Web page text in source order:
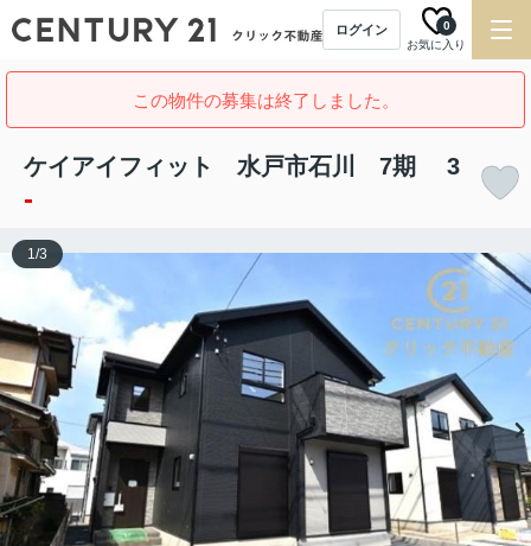
ログイン
お気に入り
0
この物件の募集は終了しました。
ケイアイフィット 水戸市石川 7期 3
-
1/3